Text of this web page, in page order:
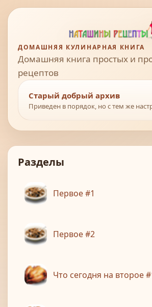
ДОМАШНЯЯ КУЛИНАРНАЯ КНИГА
Домашняя книга простых и
рецептов
Старый добрый архив
Приведен в порядок, но с тем же
Разделы
Первое #1
Первое #2
Что сегодня на второе